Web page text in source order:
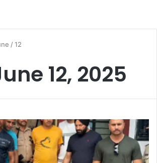
/12
12, 2025